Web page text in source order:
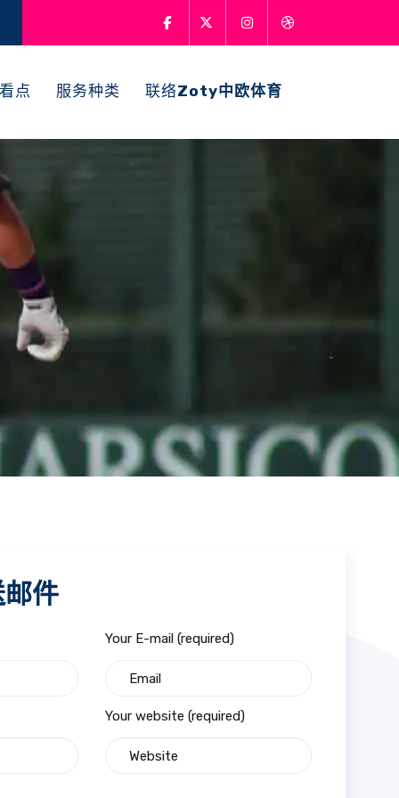
点 服务种类 联络Zoty中欧体育
件
Your E-mail (required)
Your website (required)